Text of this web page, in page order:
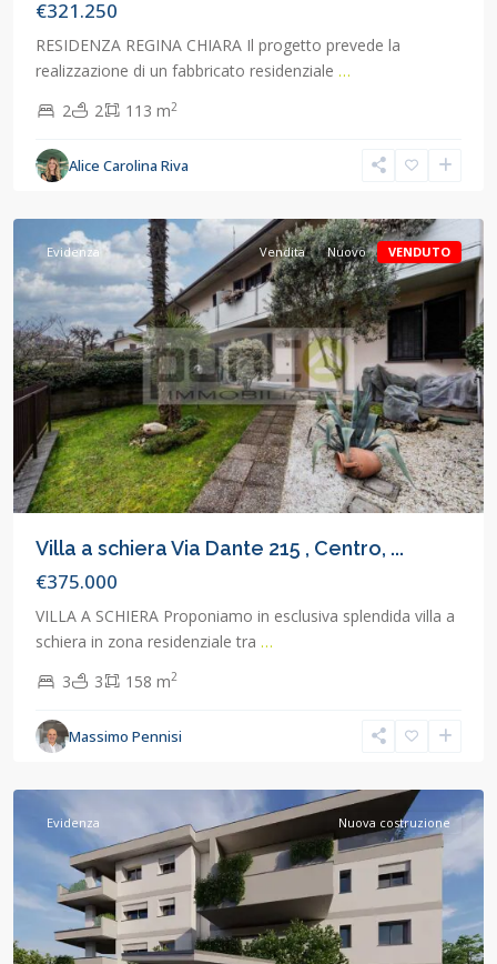
€321.250
RESIDENZA REGINA CHIARA Il progetto prevede la
realizzazione di un fabbricato residenziale …
2
2 113 m2
Alice Carolina Riva
Concorezzo,
Evidenza Vendita Nuovo VENDUTO
Villa a schiera Via Dante 215 , Centro, ...
€375.000
VILLA A SCHIERA Proponiamo in esclusiva splendida villa a
schiera in zona residenziale tra …
3
3 158 m2
Massimo Pennisi
Concorezzo,
Evidenza Nuova costruzione